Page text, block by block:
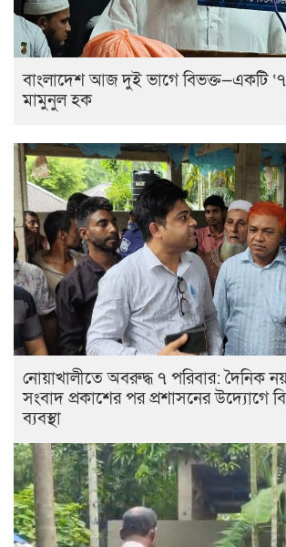
বাংলাদেশ আজ দুই ভাগে বিভক্ত—একটি
মামুনুল হক
নোয়াখালীতে অবরুদ্ধ ৭ পরিবার: দৈনিক
সংবাদ প্রকাশের পর প্রশাসনের উদ্যোগে
ব্যবস্থা